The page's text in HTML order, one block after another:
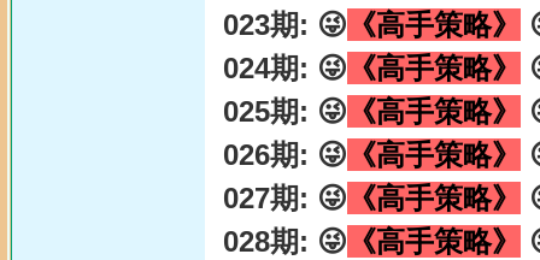
023期: 😜 《高手策略》
024期: 😜 《高手策略》
025期: 😜 《高手策略》
026期: 😜 《高手策略》
027期: 😜 《高手策略》
028期: 😜 《高手策略》